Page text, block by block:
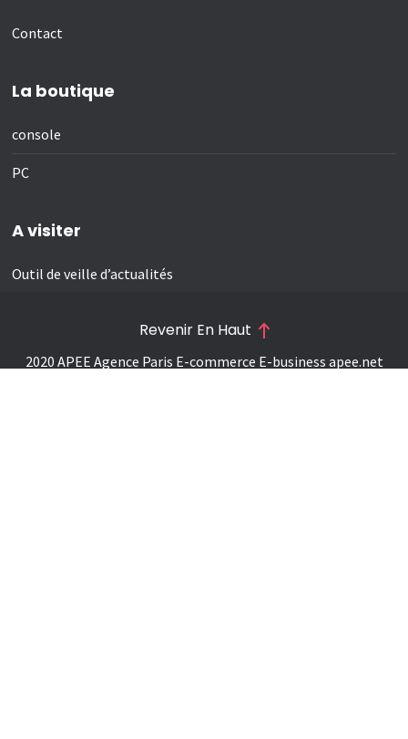
Contact
La boutique
console
PC
A visiter
Outil de veille d’actualités
2020 APEE Agence Paris E-commerce E-business apee.net
Revenir En Haut